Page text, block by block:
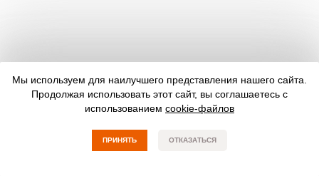
Мы используем для наилучшего представления нашего сайта.
Продолжая использовать этот сайт, вы соглашаетесь с
использованием cookie-файлов
ПРИНЯТЬ ОТКАЗАТЬСЯ